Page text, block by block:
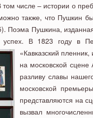
числе – истории о
также, что Пушкин
Поэма Пушкина,
В 1823 году в
«Кавказский
на московской
разливу славы
московской
представляются на
вызвал